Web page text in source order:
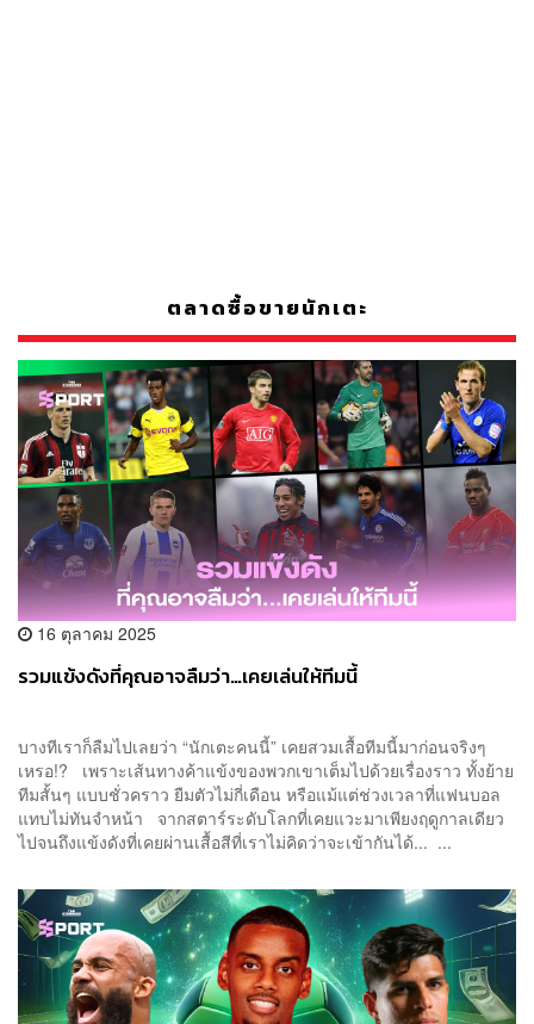
ตลาดซื้อขายนักเตะ
16 ตุลาคม 2025
รวมแข้งดังที่คุณอาจลืมว่า…เคยเล่นให้ทีมนี้
บางทีเราก็ลืมไปเลยว่า “นักเตะคนนี้” เคยสวมเสื้อทีมนี้มาก่อนจริงๆ
เหรอ!? เพราะเส้นทางค้าแข้งของพวกเขาเต็มไปด้วยเรื่องราว ทั้งย้าย
ทีมสั้นๆ แบบชั่วคราว ยืมตัวไม่กี่เดือน หรือแม้แต่ช่วงเวลาที่แฟนบอล
แทบไม่ทันจำหน้า จากสตาร์ระดับโลกที่เคยแวะมาเพียงฤดูกาลเดียว
ไปจนถึงแข้งดังที่เคยผ่านเสื้อสีที่เราไม่คิดว่าจะเข้ากันได้... ...